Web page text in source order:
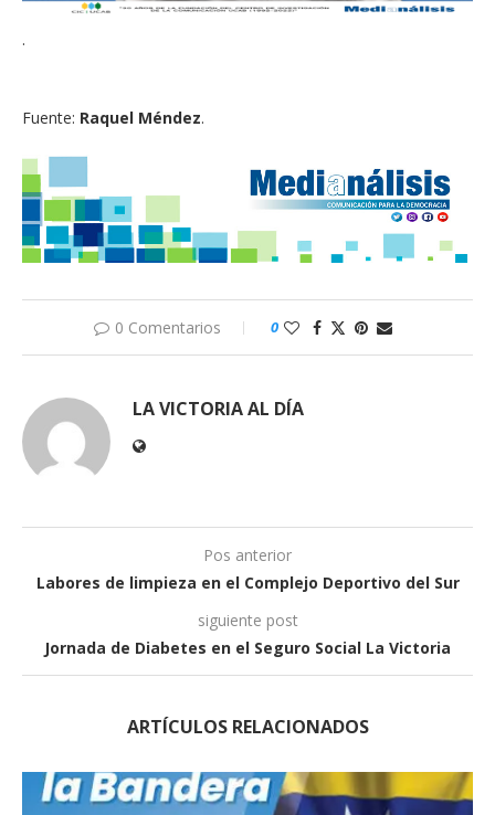
·
Fuente: Raquel Méndez.
0 Comentarios 0
LA VICTORIA AL DÍA
Pos anterior
Labores de limpieza en el Complejo Deportivo del Sur
siguiente post
Jornada de Diabetes en el Seguro Social La Victoria
ARTÍCULOS RELACIONADOS